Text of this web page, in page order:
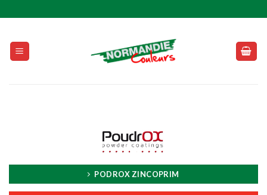
to
PODROX ZINCOPRIM